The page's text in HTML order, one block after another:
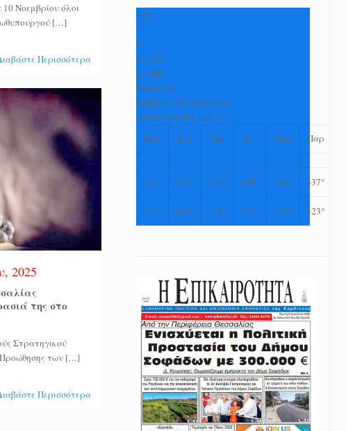
Νοεμβρίου όλοι
[…]
Περισσότερα
2025
της στο
Στρατηγικού
των […]
Περισσότερα
+36
°
C
H:+38°
L:+26°
Καρδίτσα
Σάββατο, 08 Αύγουστος
Πρόγνωση για 7 μέρες
Κυρ
Δευ Τρι Τετ Πεμ Παρ
+37° +37° +39° +40° +39° +37°
+27° +25° +24° +24° +23° +23°